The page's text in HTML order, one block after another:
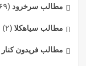
مطالب سرخرود (۶۹)
مطالب سیاهکلا (۲)
مطالب فریدون کنار